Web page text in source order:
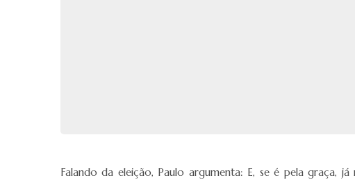
Falando da eleição, Paulo argumenta: E, se é pela graça,